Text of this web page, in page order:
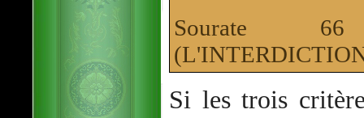
Sourate
Si les trois